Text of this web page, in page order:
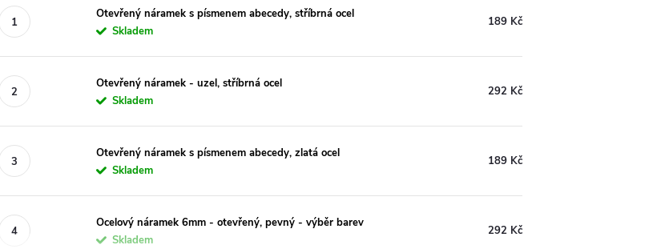
Otevřený náramek s písmenem abecedy, stříbrná ocel
Skladem
189 Kč
Otevřený náramek - uzel, stříbrná ocel
Skladem
292 Kč
Otevřený náramek s písmenem abecedy, zlatá ocel
Skladem
189 Kč
Ocelový náramek 6mm - otevřený, pevný - výběr barev
Skladem
292 Kč